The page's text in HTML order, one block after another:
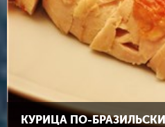
КУРИЦА ПО-